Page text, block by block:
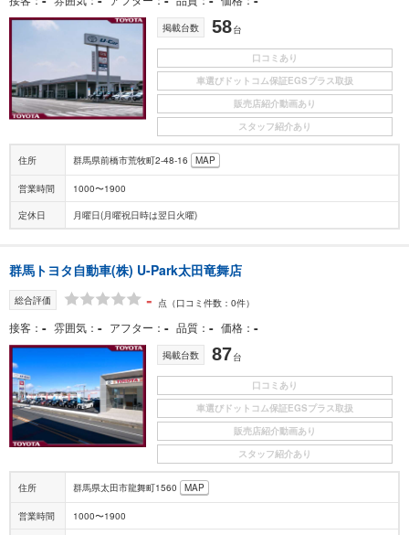
掲載台数 58台
口コミあり
車選びドットコム保証EGSプラス取扱
販売店紹介動画あり
スタッフ紹介あり
住所 群馬県前橋市荒牧町2-48-16 MAP
営業時間 1000〜1900
定休日 月曜日(月曜祝日時は翌日火曜)
群馬トヨタ自動車(株) U-Park太田竜舞店
総合評価 - 点 （口コミ件数：0件）
接客 - 雰囲気 - アフター - 品質 - 価格 -
掲載台数 87台
口コミあり
車選びドットコム保証EGSプラス取扱
販売店紹介動画あり
スタッフ紹介あり
住所 群馬県太田市龍舞町1560 MAP
営業時間 1000〜1900